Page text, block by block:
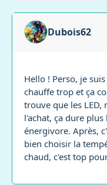
Dubois62
Hello ! Perso, je
chauffe trop et ça
trouve que les LED,
l'achat, ça dure
énergivore. Après,
bien choisir la
chaud, c'est top